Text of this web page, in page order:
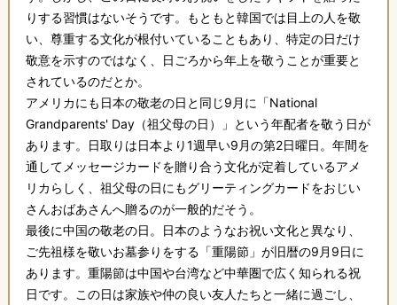
りする習慣はないそうです。もともと韓国では目上の人を敬
い、尊重する文化が根付いていることもあり、特定の日だけ
敬意を示すのではなく、日ごろから年上を敬うことが重要と
されているのだとか。
アメリカにも日本の敬老の日と同じ9月に「National
Grandparents' Day（祖父母の日）」という年配者を敬う日が
あります。日取りは日本より1週早い9月の第2日曜日。年間を
通してメッセージカードを贈り合う文化が定着しているアメ
リカらしく、祖父母の日にもグリーティングカードをおじい
さんおばあさんへ贈るのが一般的だそう。
最後に中国の敬老の日。日本のようなお祝い文化と異なり、
ご先祖様を敬いお墓参りをする「重陽節」が旧暦の9月9日に
あります。重陽節は中国や台湾など中華圏で広く知られる祝
日です。この日は家族や仲の良い友人たちと一緒に過ごし、